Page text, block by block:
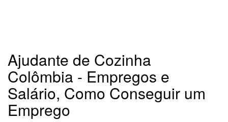
Ajudante de Cozinha
Colômbia - Empregos e
Salário, Como Conseguir um
Emprego